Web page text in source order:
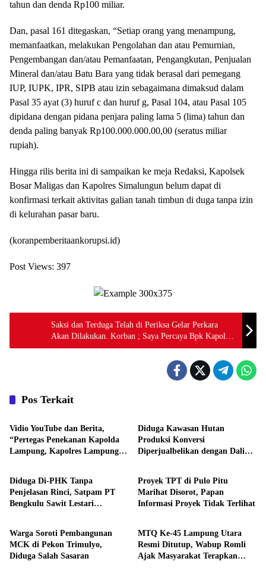
tahun dan denda Rp100 miliar.
Dan, pasal 161 ditegaskan, “Setiap orang yang menampung,
memanfaatkan, melakukan Pengolahan dan atau Pemurnian,
Pengembangan dan/atau Pemanfaatan, Pengangkutan, Penjualan
Mineral dan/atau Batu Bara yang tidak berasal dari pemegang
IUP, IUPK, IPR, SIPB atau izin sebagaimana dimaksud dalam
Pasal 35 ayat (3) huruf c dan huruf g, Pasal 104, atau Pasal 105
dipidana dengan pidana penjara paling lama 5 (lima) tahun dan
denda paling banyak Rp100.000.000.00,00 (seratus miliar
rupiah).
Hingga rilis berita ini di sampaikan ke meja Redaksi, Kapolsek
Bosar Maligas dan Kapolres Simalungun belum dapat di
konfirmasi terkait aktivitas galian tanah timbun di duga tanpa izin
di kelurahan pasar baru.
(koranpemberitaankorupsi.id)
Post Views: 397
Saksi dan Terduga Telah di Periksa Gelar Perkara
Akan Dilakukan. Korban ; Saya Percaya Bpk Kapolres
Kerinci AKBP Muhamad Mujib SH SIK
Pos Terkait
Daerah
Vidio YouTube dan Berita,
“Pertegas Penekanan Kapolda
Lampung, Kapolres Lampung
Perselingkuhan”
Diduga Kawasan Hutan
Produksi Konversi
Diperjualbelikan dengan Dalih
Daerah
Diduga Di-PHK Tanpa
Penjelasan Rinci, Satpam PT
Bengkulu Sawit Lestari
Daerah
Proyek TPT di Pulo Pitu
Marihat Disorot, Papan
Informasi Proyek Tidak Terlihat
Daerah
Warga Soroti Pembangunan
MCK di Pekon Trimulyo,
Diduga Salah Sasaran
Daerah
MTQ Ke-45 Lampung Utara
Resmi Ditutup, Wabup Romli
Ajak Masyarakat Terapkan